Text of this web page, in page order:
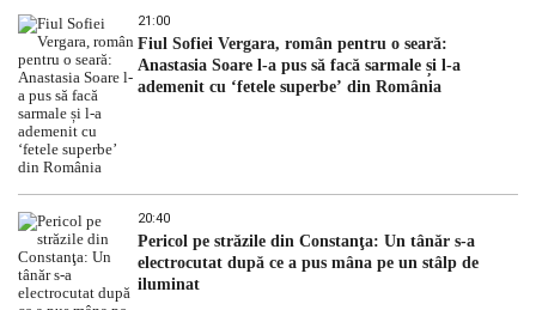
21:00
Fiul Sofiei Vergara, român pentru o seară:
Anastasia Soare l-a pus să facă sarmale și l-a
ademenit cu ‘fetele superbe’ din România
20:40
Pericol pe străzile din Constanţa: Un tânăr s-a
electrocutat după ce a pus mâna pe un stâlp de
iluminat